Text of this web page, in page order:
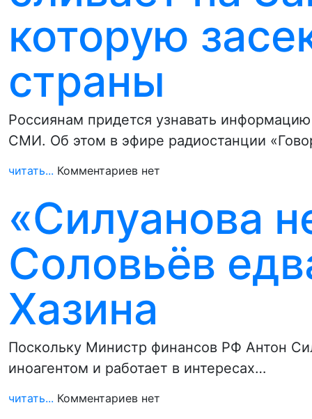
которую
страны
Россиянам придется узнавать
СМИ. Об этом в эфире радиостанции
читать... Комментариев нет
«Силуанова
Соловьёв
Хазина
Поскольку Министр финансов РФ Антон
иноагентом и работает в интересах…
читать... Комментариев нет